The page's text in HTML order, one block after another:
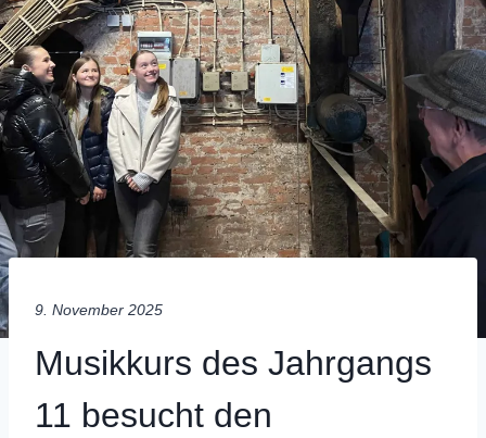
9. November 2025
Musikkurs des Jahrgangs
11 besucht den